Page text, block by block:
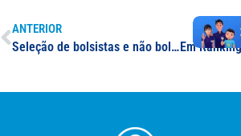
ANTERIOR
Seleção de bolsistas e não bolsistas PET BICE